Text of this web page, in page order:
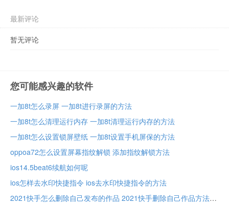
最新评论
暂无评论
您可能感兴趣的软件
一加8t怎么录屏 一加8t进行录屏的方法
一加8t怎么清理运行内存 一加8t清理运行内存的方法
一加8t怎么设置锁屏壁纸 一加8t设置手机屏保的方法
oppoa72怎么设置屏幕指纹解锁 添加指纹解锁方法
ios14.5beat6续航如何呢
ios怎样去水印快捷指令 ios去水印快捷指令的方法
2021快手怎么删除自己发布的作品 2021快手删除自己作品方法